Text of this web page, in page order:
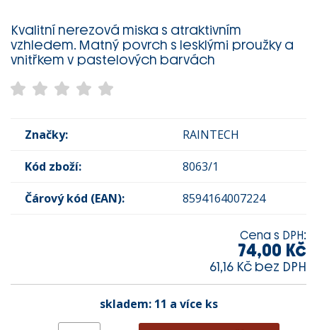
Kvalitní nerezová miska s atraktivním
vzhledem. Matný povrch s lesklými proužky a
vnitřkem v pastelových barvách
Značky: RAINTECH
Kód zboží: 8063/1
Čárový kód (EAN): 8594164007224
Cena s DPH:
74,00 Kč
61,16 Kč bez DPH
skladem: 11 a více ks